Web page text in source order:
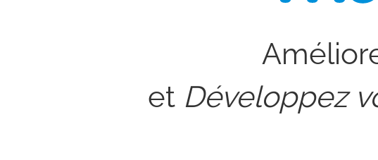
et Développez